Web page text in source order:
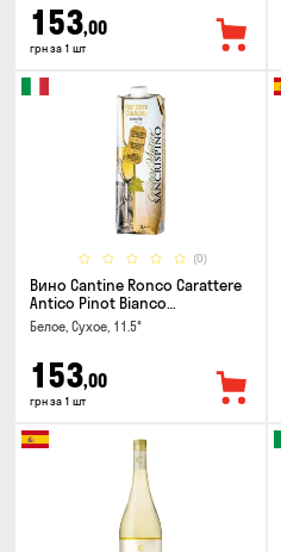
153,00
грн за 1 шт
(0)
Вино Cantine Ronco Carattere
Antico Pinot Bianco
Chardonnay Rubicone IGT 1л
Белое, Сухое, 11.5°
153,00
грн за 1 шт